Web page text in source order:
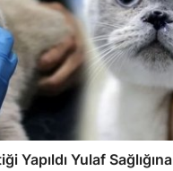
Yapıldı Yulaf